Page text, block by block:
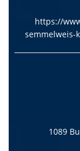
https://
semmelweis-
1089